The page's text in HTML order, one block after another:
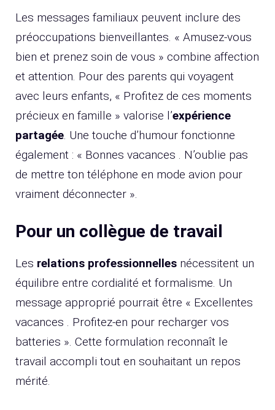
Les messages familiaux peuvent inclure des
préoccupations bienveillantes. « Amusez-vous
bien et prenez soin de vous » combine affection
et attention. Pour des parents qui voyagent
avec leurs enfants, « Profitez de ces moments
précieux en famille » valorise l’expérience
partagée. Une touche d’humour fonctionne
également : « Bonnes vacances . N’oublie pas
de mettre ton téléphone en mode avion pour
vraiment déconnecter ».
Pour un collègue de travail
Les relations professionnelles nécessitent un
équilibre entre cordialité et formalisme. Un
message approprié pourrait être « Excellentes
vacances . Profitez-en pour recharger vos
batteries ». Cette formulation reconnaît le
travail accompli tout en souhaitant un repos
mérité.